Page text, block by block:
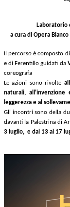
Laboratorio
a cura di Opera
Il percorso è composto
e di Ferentillo guidati da
coreografa
Le azioni sono rivolte
naturali, all'invenzione
leggerezza e al
Gli incontri sono della
davanti la Palestrina di
3 luglio, e dal 13 al 17